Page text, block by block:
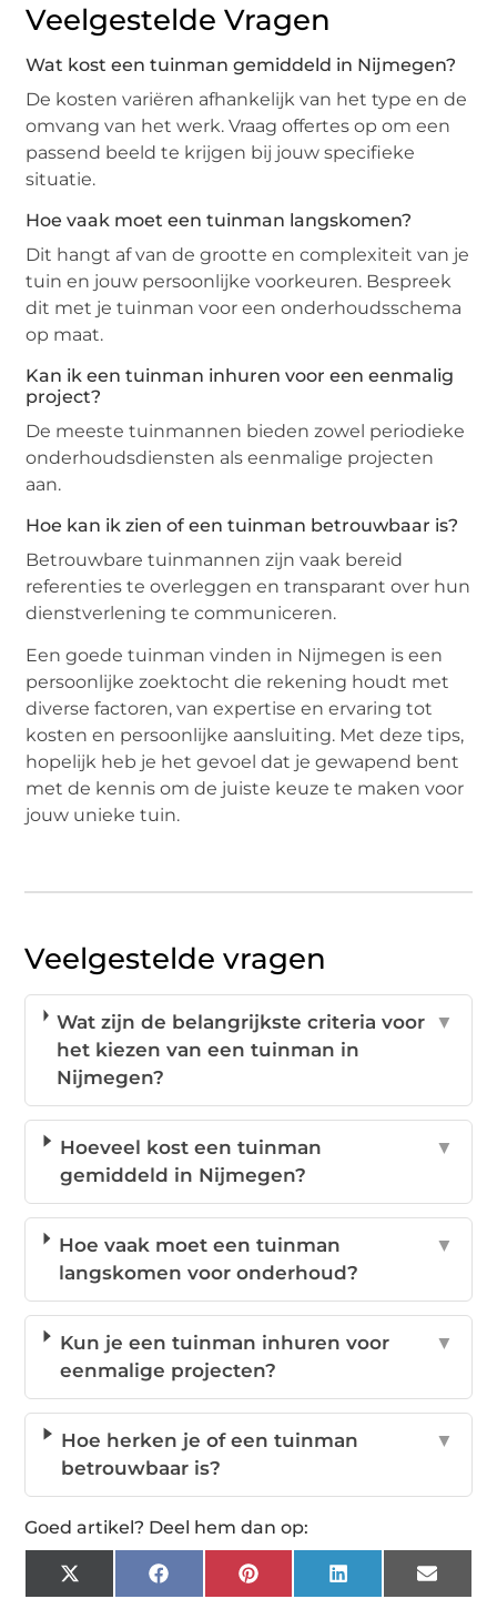
Veelgestelde Vragen
Wat kost een tuinman gemiddeld in Nijmegen?
De kosten variëren afhankelijk van het type en de
omvang van het werk. Vraag offertes op om een
passend beeld te krijgen bij jouw specifieke
situatie.
Hoe vaak moet een tuinman langskomen?
Dit hangt af van de grootte en complexiteit van je
tuin en jouw persoonlijke voorkeuren. Bespreek
dit met je tuinman voor een onderhoudsschema
op maat.
Kan ik een tuinman inhuren voor een eenmalig
project?
De meeste tuinmannen bieden zowel periodieke
onderhoudsdiensten als eenmalige projecten
aan.
Hoe kan ik zien of een tuinman betrouwbaar is?
Betrouwbare tuinmannen zijn vaak bereid
referenties te overleggen en transparant over hun
dienstverlening te communiceren.
Een goede tuinman vinden in Nijmegen is een
persoonlijke zoektocht die rekening houdt met
diverse factoren, van expertise en ervaring tot
kosten en persoonlijke aansluiting. Met deze tips,
hopelijk heb je het gevoel dat je gewapend bent
met de kennis om de juiste keuze te maken voor
jouw unieke tuin.
Veelgestelde vragen
Wat zijn de belangrijkste criteria voor
het kiezen van een tuinman in
Nijmegen?
▼
Hoeveel kost een tuinman
gemiddeld in Nijmegen?
▼
Hoe vaak moet een tuinman
langskomen voor onderhoud?
▼
Kun je een tuinman inhuren voor
eenmalige projecten?
▼
Hoe herken je of een tuinman
betrouwbaar is?
▼
Goed artikel? Deel hem dan op:
X
FacebookPinterestLinkedInEmail